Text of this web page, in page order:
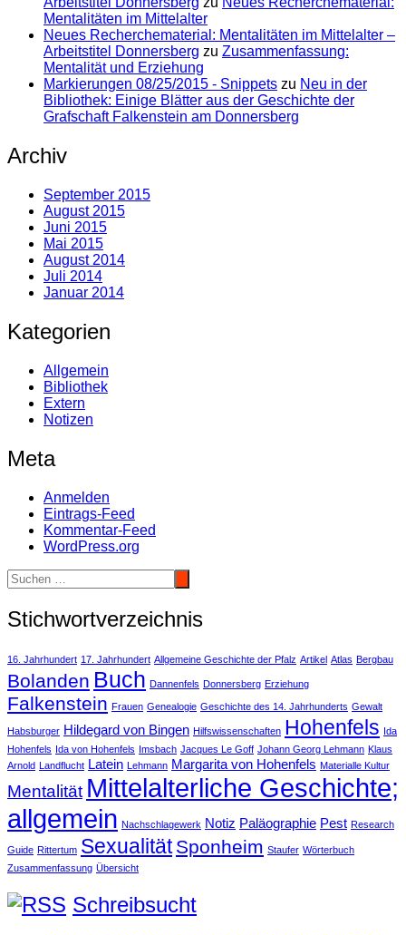
Mentalitäten im Mittelalter
Neues Recherchematerial: Mentalitäten im Mittelalter –
Arbeitstitel Donnersberg zu Zusammenfassung:
Mentalität und Erziehung
Markierungen 08/25/2015 - Snippets zu Neu in der
Bibliothek: Einige Blätter aus der Geschichte der
Grafschaft Falkenstein am Donnersberg
Archiv
September 2015
August 2015
Juni 2015
Mai 2015
August 2014
Juli 2014
Januar 2014
Kategorien
Allgemein
Bibliothek
Extern
Notizen
Meta
Anmelden
Eintrags-Feed
Kommentar-Feed
WordPress.org
Stichwortverzeichnis
16. Jahrhundert 17. Jahrhundert Allgemeine Geschichte der Pfalz Artikel Atlas Bergbau
Bolanden Buch Dannenfels Donnersberg Erziehung
Falkenstein Frauen Genealogie Geschichte des 14. Jahrhunderts Gewalt
Habsburger Hildegard von Bingen Hilfswissenschaften Hohenfels Ida
Hohenfels Ida von Hohenfels Imsbach Jacques Le Goff Johann Georg Lehmann Klaus
Arnold Landflucht Latein Lehmann Margarita von Hohenfels Materialle Kultur
Mentalität Mittelalterliche Geschichte;
allgemein Nachschlagewerk Notiz Paläographie Pest Research
Guide Rittertum Sexualität Sponheim Staufer Wörterbuch
Zusammenfassung Übersicht
Schreibsucht